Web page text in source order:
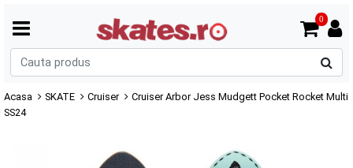
0
Acasa SKATE Cruiser
Cruiser Arbor Jess Mudgett Pocket Rocket Multi
SS24